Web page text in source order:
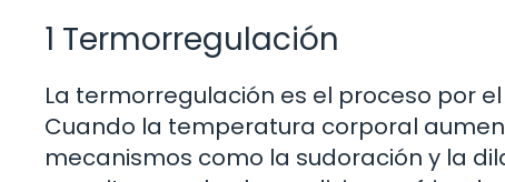
1 Termorregulación
La termorregulación es el proceso por
Cuando la temperatura corporal
mecanismos como la sudoración y la